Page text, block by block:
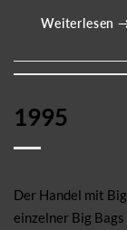
Weiterlesen
1995
Der Handel mit
einzelner Big